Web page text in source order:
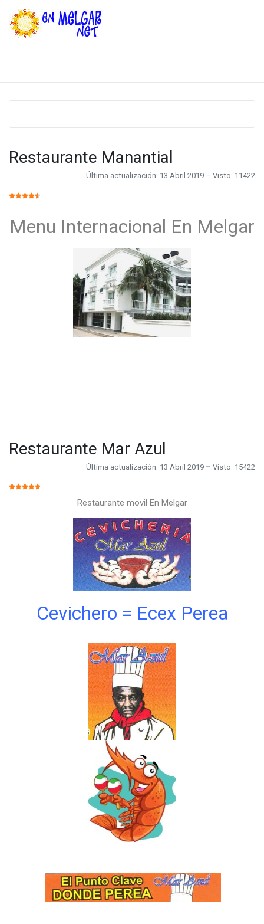
Restaurante Manantial
Última actualización: 13 Abril 2019 Visto: 11422
RATIO:4.5/
Menu Internacional En Melgar
Restaurante Mar Azul
Última actualización: 13 Abril 2019 Visto: 15422
RATIO:5/5
Restaurante movil En Melgar
Cevichero = Ecex Perea